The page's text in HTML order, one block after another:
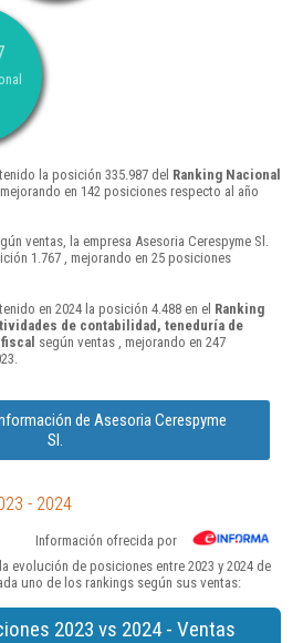
la posición 335.987 del Ranking Nacional
en 142 posiciones respecto al año
ventas, la empresa Asesoria Cerespyme Sl.
1.767 , mejorando en 25 posiciones
en 2024 la posición 4.488 en el Ranking
de contabilidad, teneduría de
según ventas , mejorando en 247
de Asesoria Cerespyme
Sl.
- 2024
Información ofrecida por
evolución de posiciones entre 2023 y 2024 de
uno de los rankings según sus ventas:
2023 vs 2024 - Ventas